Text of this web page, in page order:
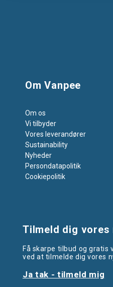
Om Vanpee
Om os
Vi tilbyder
Vores leverandører
Sustainability
Nyheder
Persondatapolitik
Cookiepolitik
Tilmeld dig vores
Få skarpe tilbud og gratis
ved at tilmelde dig vores
Ja tak - tilmeld mig